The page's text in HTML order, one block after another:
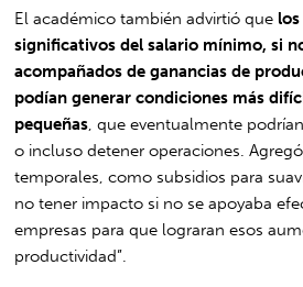
El académico también advirtió que
significativos del salario mínimo, si
acompañados de ganancias de
podían generar condiciones más
pequeñas , que eventualmente
o incluso detener operaciones.
temporales, como subsidios para
no tener impacto si no se apoyaba
empresas para que lograran esos
productividad”.